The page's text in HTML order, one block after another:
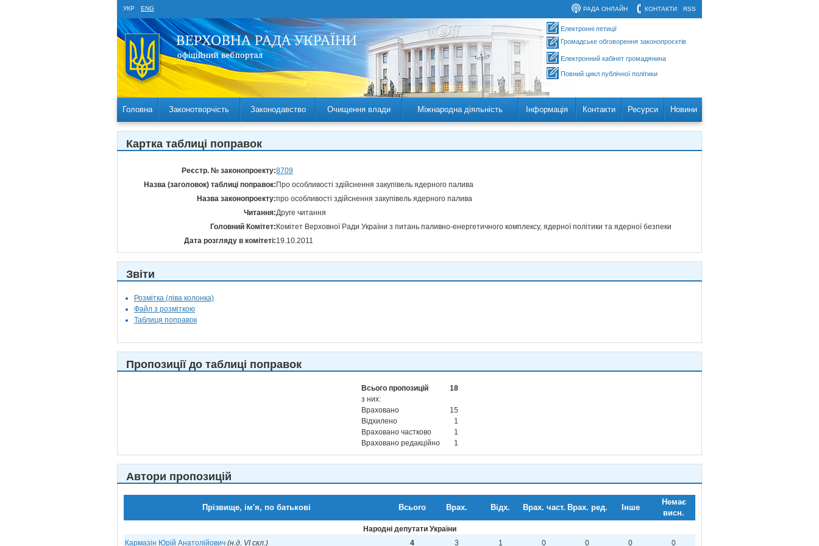
УКР ENG RSS
КОНТАКТИ
РАДА ОНЛАЙН
Електронні петиції
Громадське обговорення законопроєктів
Електронний кабінет громадянина
Повний цикл публічної політики
Головна Законотворчість Законодавство Очищення влади Міжнародна діяльність Інформація Контакти Ресурси Новини
Картка таблиці поправок
Реєстр. № законопроекту:8709
Назва (заголовок) таблиці поправок: Про особливості здійснення закупівель ядерного палива
Назва законопроекту:про особливості здійснення закупівель ядерного палива
Читання:Друге читання
Головний Комітет: Комітет Верховної Ради України з питань паливно-енергетичного комплексу, ядерної політики та ядерної безпеки
Дата розгляду в комітеті:19.10.2011
Звіти
Розмітка (ліва колонка)
Файл з розміткою
Таблиця поправок
Пропозиції до таблиці поправок
Всього пропозицій
18
з них:
Враховано
15
Відхилено
1
Враховано частково
1
Враховано редакційно
1
Автори пропозицій
Прізвище, ім'я, по батькові Всього Врах. Відх. Врах. част. Врах. ред. Інше
Немає
висн.
Народні депутати України
Кармазін Юрій Анатолійович (н.д. VI скл.) 4 3 1 0 0 0 0